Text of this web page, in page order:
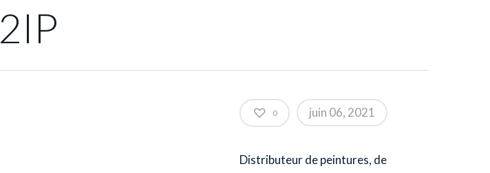
2IP
0 juin 06, 2021
Distributeur de peintures, de